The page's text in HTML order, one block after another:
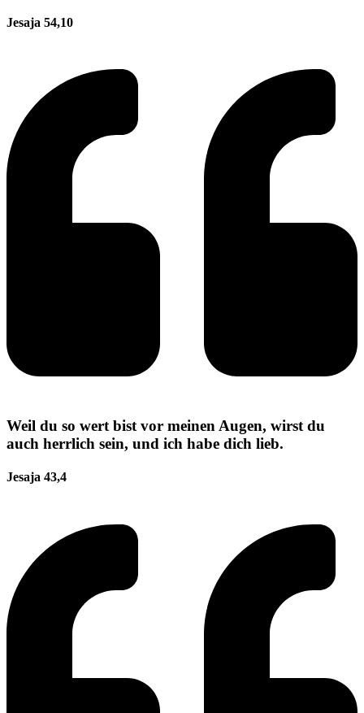
Jesaja 54,10
Weil du so wert bist vor meinen Augen, wirst du
auch herrlich sein, und ich habe dich lieb.
Jesaja 43,4